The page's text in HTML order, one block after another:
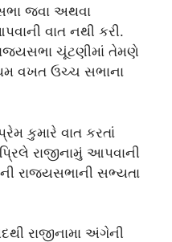
જવા અથવા
વાત નથી કરી.
ચૂંટણીમાં તેમણે
વખત ઉચ્ચ સભાના
કુમારે વાત કરતાં
રાજીનામું આપવાની
રાજ્યસભાની સભ્યતા
રાજીનામા અંગેની